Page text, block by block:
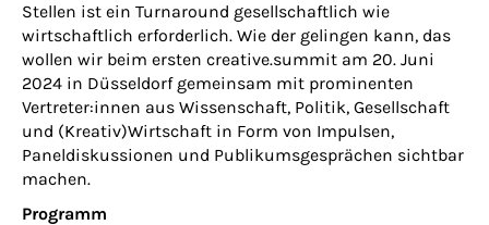
Stellen ist ein Turnaround gesellschaftlich wie
wirtschaftlich erforderlich. Wie der gelingen kann, das
wollen wir beim ersten creative.summit am 20. Juni
2024 in Düsseldorf gemeinsam mit prominenten
Vertreter:innen aus Wissenschaft, Politik, Gesellschaft
und (Kreativ)Wirtschaft in Form von Impulsen,
Paneldiskussionen und Publikumsgesprächen sichtbar
machen.
Programm